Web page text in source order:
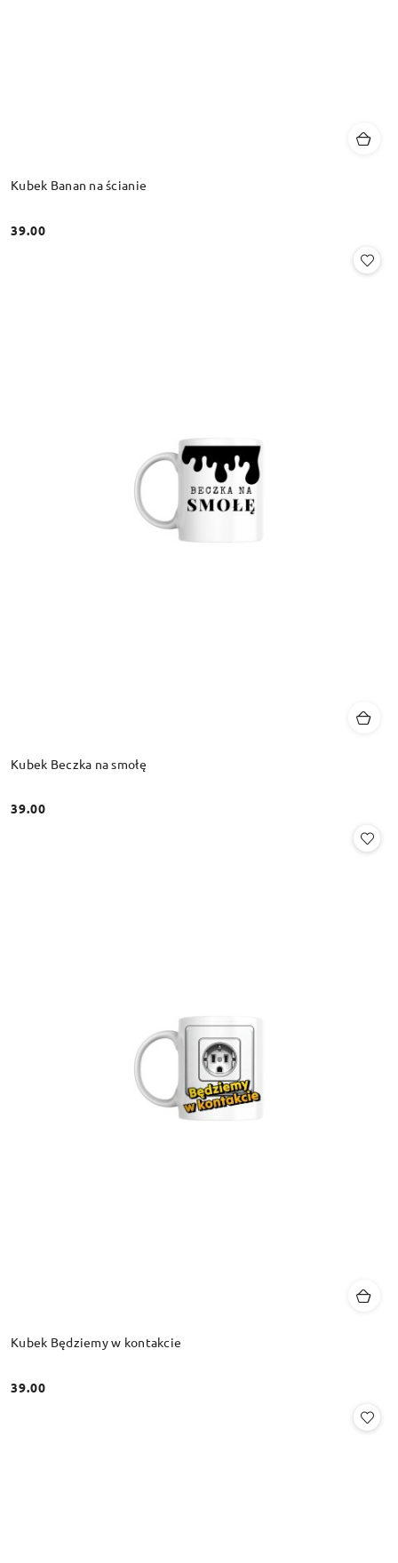
Kubek Banan na ścianie
Cena:
39.00
Kubek Beczka na smołę
Cena:
39.00
Kubek Będziemy w kontakcie
Cena:
39.00